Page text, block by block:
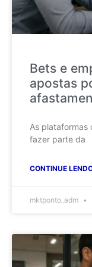
Bets e
apostas
As plataformas
fazer parte da
CONTINUE
mktponto_adm